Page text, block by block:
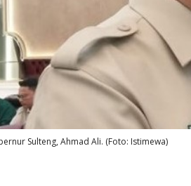
Sulteng, Ahmad Ali. (Foto: Istimewa)